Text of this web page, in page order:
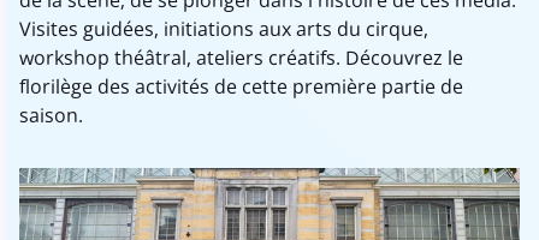
Visites guidées, initiations aux arts du cirque,
workshop théâtral, ateliers créatifs. Découvrez le
florilège des activités de cette première partie de
saison.